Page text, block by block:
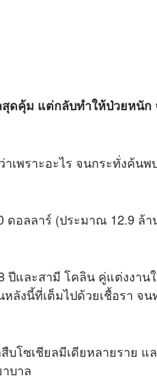
ดคุ้ม แต่กลับทำให้ป่วยหนัก
พราะอะไร จนกระทั่งค้นพ
ดอลลาร์ (ประมาณ 12.9 ล้
ปีและสามี โคลิน คู่แต่งงาน
ลังนี้ที่เต็มไปด้วยเชื้อรา จ
บโซเชียลมีเดียหลายราย
บาล